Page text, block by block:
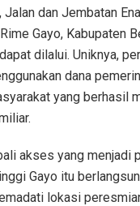
dan Jembatan
Gayo, Kabupaten
dilalui. Uniknya,
dana
yang berhasil
akses yang menjadi
Gayo itu
lokasi